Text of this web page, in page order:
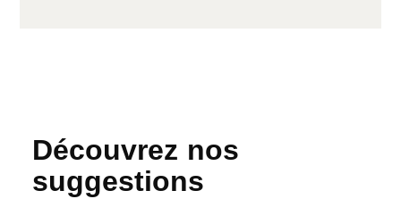
Découvrez nos
suggestions